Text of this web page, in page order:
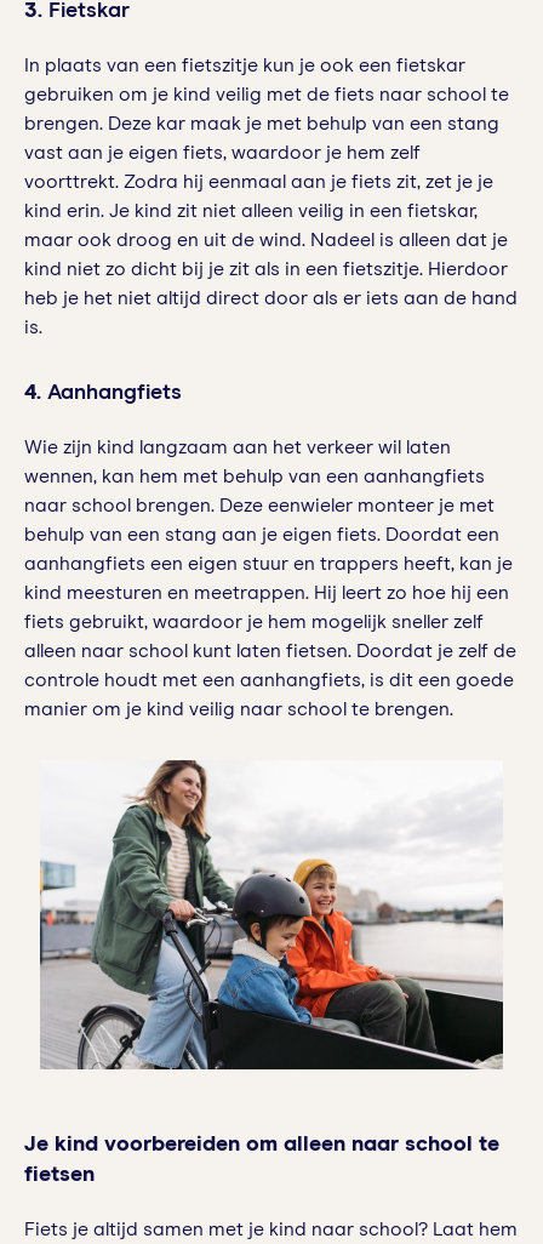
3. Fietskar
In plaats van een fietszitje kun je ook een fietskar
gebruiken om je kind veilig met de fiets naar school te
brengen. Deze kar maak je met behulp van een stang
vast aan je eigen fiets, waardoor je hem zelf
voorttrekt. Zodra hij eenmaal aan je fiets zit, zet je je
kind erin. Je kind zit niet alleen veilig in een fietskar,
maar ook droog en uit de wind. Nadeel is alleen dat je
kind niet zo dicht bij je zit als in een fietszitje. Hierdoor
heb je het niet altijd direct door als er iets aan de hand
is.
4. Aanhangfiets
Wie zijn kind langzaam aan het verkeer wil laten
wennen, kan hem met behulp van een aanhangfiets
naar school brengen. Deze eenwieler monteer je met
behulp van een stang aan je eigen fiets. Doordat een
aanhangfiets een eigen stuur en trappers heeft, kan je
kind meesturen en meetrappen. Hij leert zo hoe hij een
fiets gebruikt, waardoor je hem mogelijk sneller zelf
alleen naar school kunt laten fietsen. Doordat je zelf de
controle houdt met een aanhangfiets, is dit een goede
manier om je kind veilig naar school te brengen.
Je kind voorbereiden om alleen naar school te
fietsen
Fiets je altijd samen met je kind naar school? Laat hem